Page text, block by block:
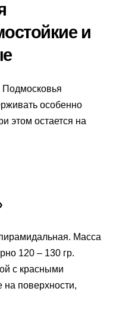
и
Подмосковья
особенно
этом остается на
Масса
120 – 130 гр.
с красными
поверхности,